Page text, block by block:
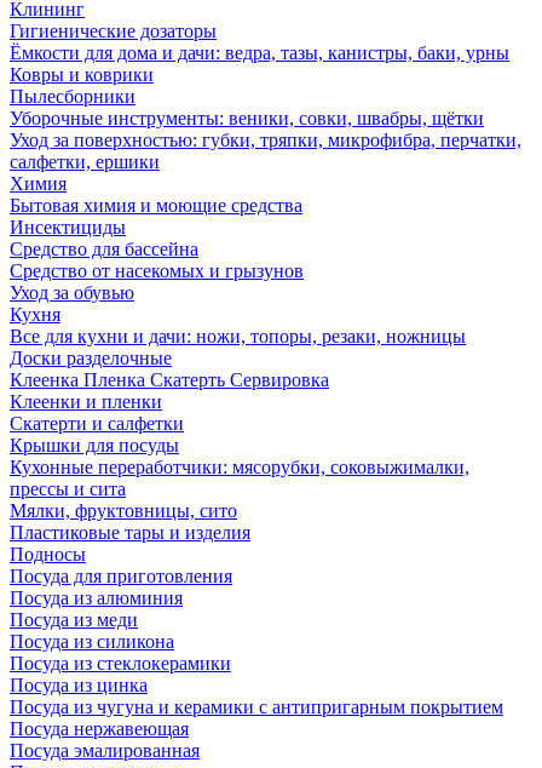
Клининг
Гигиенические дозаторы
Ёмкости для дома и дачи: ведра, тазы, канистры, баки, урны
Ковры и коврики
Пылесборники
Уборочные инструменты: веники, совки, швабры, щётки
Уход за поверхностью: губки, тряпки, микрофибра, перчатки,
салфетки, ершики
Химия
Бытовая химия и моющие средства
Инсектициды
Средство для бассейна
Средство от насекомых и грызунов
Уход за обувью
Кухня
Все для кухни и дачи: ножи, топоры, резаки, ножницы
Доски разделочные
Клеенка Пленка Скатерть Сервировка
Клеенки и пленки
Скатерти и салфетки
Крышки для посуды
Кухонные переработчики: мясорубки, соковыжималки,
прессы и сита
Мялки, фруктовницы, сито
Пластиковые тары и изделия
Подносы
Посуда для приготовления
Посуда из алюминия
Посуда из меди
Посуда из силикона
Посуда из стеклокерамики
Посуда из цинка
Посуда из чугуна и керамики с антипригарным покрытием
Посуда нержавеющая
Посуда эмалированная